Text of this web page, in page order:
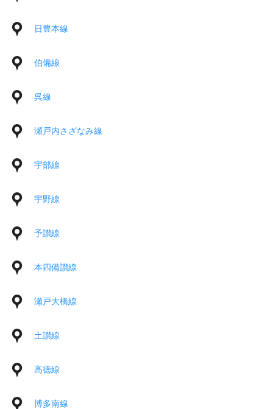
日豊本線
伯備線
呉線
瀬戸内さざなみ線
宇部線
宇野線
予讃線
本四備讃線
瀬戸大橋線
土讃線
高徳線
博多南線